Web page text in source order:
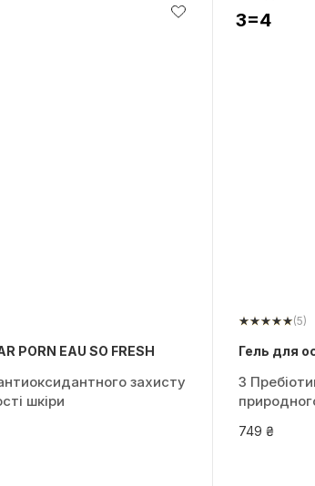
PORN EAU SO FRESH
захисту
шкіри
3=4
(5)
Гель для
З
749 ₴